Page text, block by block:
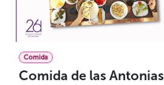
Comida
Comida de las Antonias